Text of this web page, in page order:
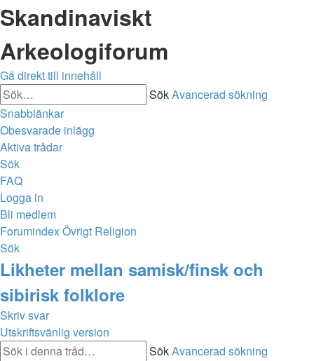
Skandinaviskt
Arkeologiforum
Gå direkt till innehåll
SökAvancerad sökning
Snabblänkar
Obesvarade inlägg
Aktiva trådar
Sök
FAQ
Logga in
Bli medlem
ForumindexÖvrigt Religion
Sök
Likheter mellan samisk/finsk och
sibirisk folklore
Skriv svar
Utskriftsvänlig version
SökAvancerad sökning